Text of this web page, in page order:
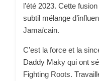
l’été 2023. Cette
subtil mélange
Jamaïcain.
C’est la force et la
Daddy Maky qui ont
Fighting Roots.